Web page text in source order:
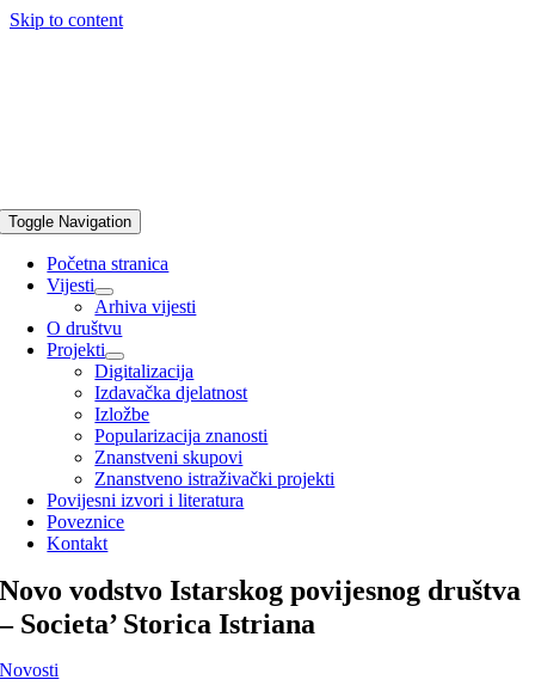
Skip to content
Toggle Navigation
Početna stranica
Vijesti
Arhiva vijesti
O društvu
Projekti
Digitalizacija
Izdavačka djelatnost
Izložbe
Popularizacija znanosti
Znanstveni skupovi
Znanstveno istraživački projekti
Povijesni izvori i literatura
Poveznice
Kontakt
Novo vodstvo Istarskog povijesnog društva
– Societa’ Storica Istriana
Novosti